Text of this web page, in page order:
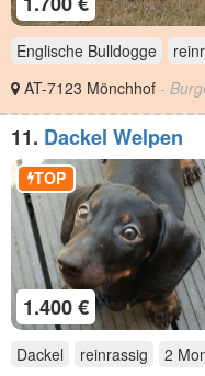
Englische Bulldogge
AT-7123 Mönchhof -
11. Dackel Welpen
1.400 €
TOP
Dackel reinrassig 2